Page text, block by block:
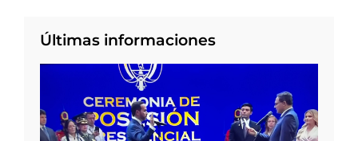
Últimas informaciones